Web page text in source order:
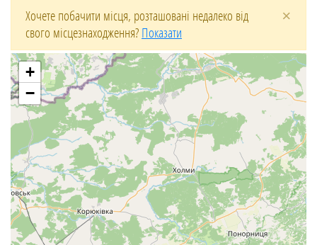
Хочете побачити місця, розташовані недалеко від
свого місцезнаходження?Показати
×
+
−